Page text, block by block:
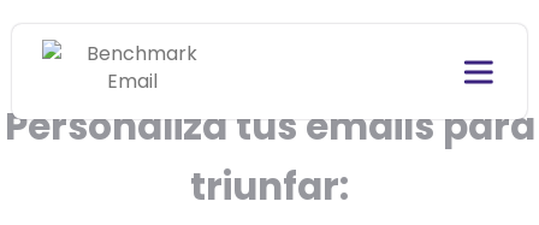
Personaliza tus emails para
triunfar: